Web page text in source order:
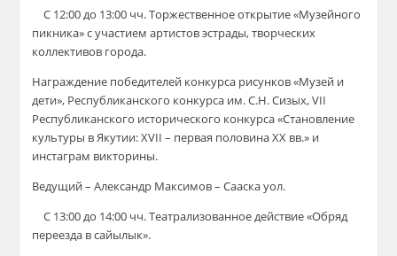
⠀ С 12:00 до 13:00 чч. Торжественное открытие «Музейного
пикника» с участием артистов эстрады, творческих
коллективов города.
Награждение победителей конкурса рисунков «Музей и
дети», Республиканского конкурса им. С.Н. Сизых, VII
Республиканского исторического конкурса «Становление
культуры в Якутии: XVII – первая половина XX вв.» и
инстаграм викторины.
Ведущий – Александр Максимов – Сааска уол.
⠀ С 13:00 до 14:00 чч. Театрализованное действие «Обряд
переезда в сайылык».